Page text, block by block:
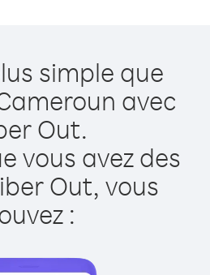
simple que
avec
Out.
vous avez des
Out, vous
: